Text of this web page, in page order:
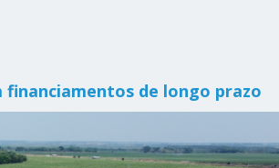
financiamentos de longo prazo